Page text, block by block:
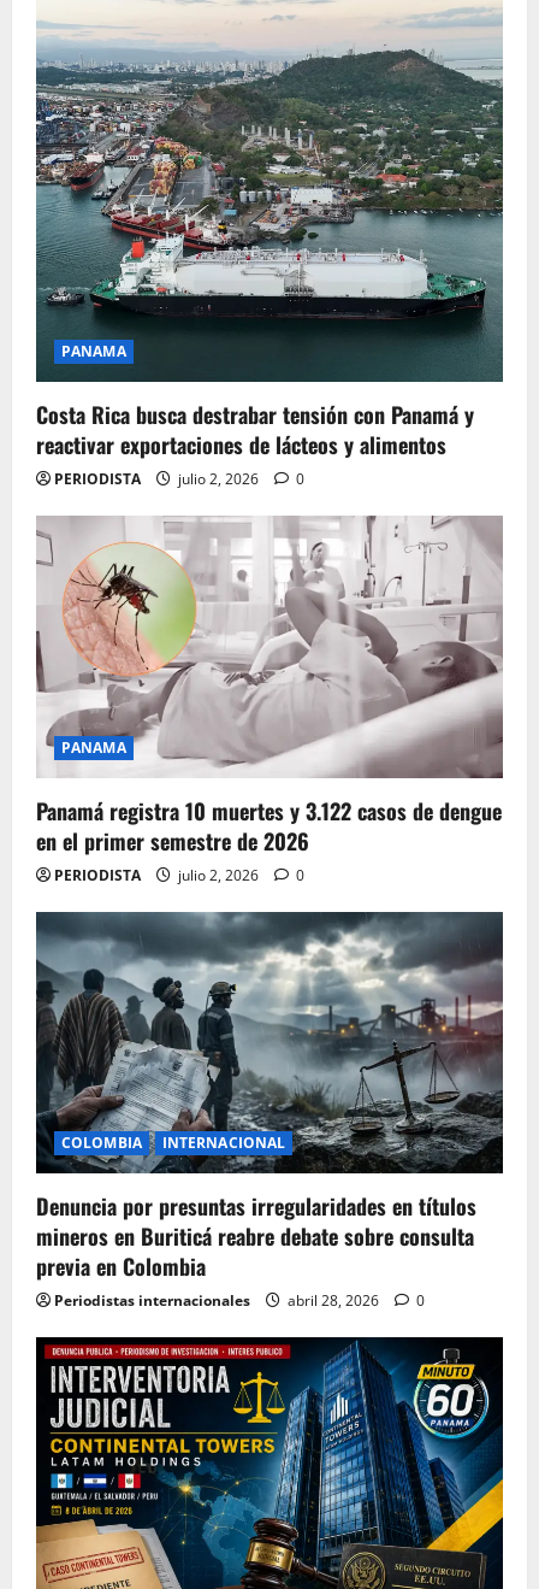
PANAMA
Costa Rica busca destrabar tensión con Panamá y
reactivar exportaciones de lácteos y alimentos
PERIODISTA julio 2, 2026 0
PANAMA
Panamá registra 10 muertes y 3.122 casos de dengue
en el primer semestre de 2026
PERIODISTA julio 2, 2026 0
COLOMBIA INTERNACIONAL
Denuncia por presuntas irregularidades en títulos
mineros en Buriticá reabre debate sobre consulta
previa en Colombia
Periodistas internacionales abril 28, 2026 0